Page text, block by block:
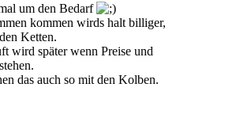
um den Bedarf
kommen wirds halt billiger,
Ketten.
wird später wenn Preise und
das auch so mit den Kolben.